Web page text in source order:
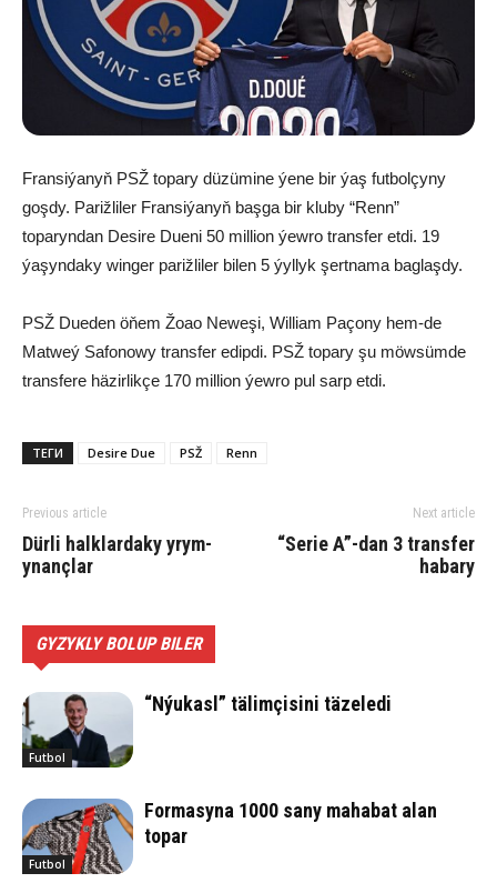
Fransiýanyň PSŽ topary düzümine ýene bir ýaş futbolçyny
goşdy. Parižliler Fransiýanyň başga bir kluby “Renn”
toparyndan Desire Dueni 50 million ýewro transfer etdi. 19
ýaşyndaky winger parižliler bilen 5 ýyllyk şertnama baglaşdy.
PSŽ Dueden öňem Žoao Neweşi, William Paçony hem-de
Matweý Safonowy transfer edipdi. PSŽ topary şu möwsümde
transfere häzirlikçe 170 million ýewro pul sarp etdi.
ТЕГИ Desire Due PSŽ Renn
Previous article
Dür­li halk­lar­da­ky yrym-
ynanç­lar
Next article
“Serie A”-dan 3 transfer
habary
GYZYKLY BOLUP BILER
Futbol
“Nýukasl” tälimçisini täzeledi
Futbol
Formasyna 1000 sany mahabat alan
topar